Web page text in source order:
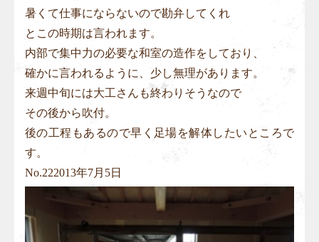
暑くて仕事にならないので勘弁してくれ
とこの時期は言われます。
内部で集中力の必要な和室の造作をしており、
確かに言われるように、少し無理があります。
来週中旬には大工さんも終わりそうなので
その後から吹付。
後の工程もあるので早く足場を解体したいところで
す。
No.222013年7月5日